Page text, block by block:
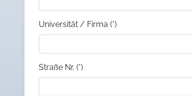
Universität / Firma (*)
Straße Nr. (*)